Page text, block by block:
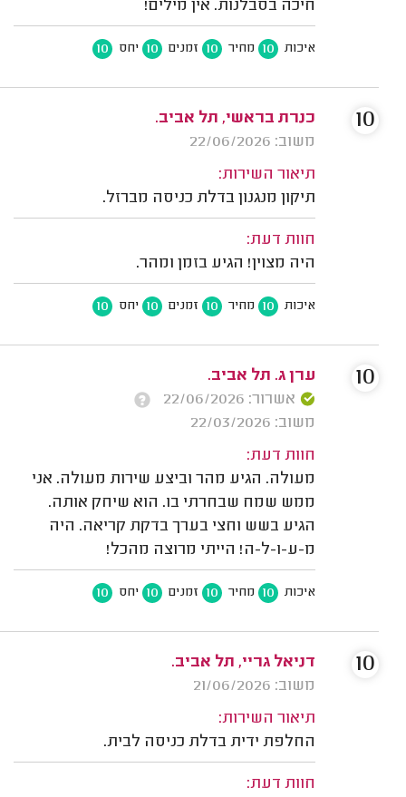
חיכה בסבלנות. אין מילים!
איכות 10 מחיר 10 זמנים 10 יחס 10
כנרת בראשי, תל אביב.
משוב: 22/06/2026
תיאור השירות:
תיקון מנגנון בדלת כניסה מברזל.
חוות דעת:
היה מצוין! הגיע בזמן ומהר.
איכות 10 מחיר 10 זמנים 10 יחס 10
10
ערן ג. תל אביב.
אשרור: 22/06/2026
משוב: 22/03/2026
חוות דעת:
מעולה. הגיע מהר וביצע שירות מעולה. אני
ממש שמח שבחרתי בו. הוא שיחק אותה.
הגיע בשש וחצי בערך בדקת קריאה. היה
מ-ע-ו-ל-ה! הייתי מרוצה מהכל!
איכות 10 מחיר 10 זמנים 10 יחס 10
10
דניאל גריי, תל אביב.
משוב: 21/06/2026
תיאור השירות:
החלפת ידית בדלת כניסה לבית.
חוות דעת:
10